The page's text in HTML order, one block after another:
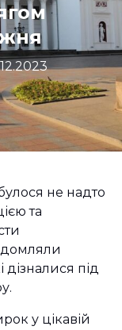
не надто
та
дізналися під
у цікавій